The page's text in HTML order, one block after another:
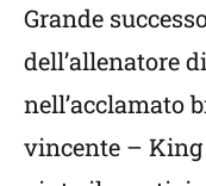
Grande
dell’allenatore
nell’acclamato
vincente – King